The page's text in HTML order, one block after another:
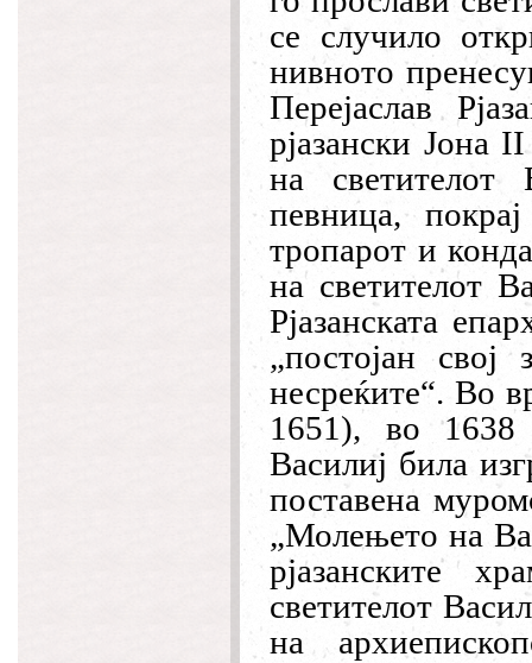
се случило
нивното
Перејаслав
рјазански Јона
на светителот
певница,
тропарот и
на светителот
Рјазанската
„постојан
несреќите“. Во
1651), во 1638
Василиј била
поставена
„Молењето на
рјазанските
светителот
на